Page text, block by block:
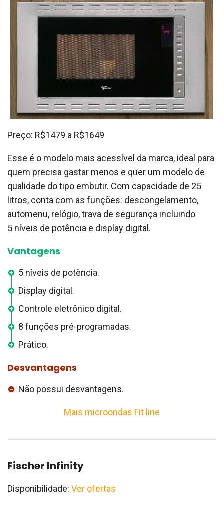
Preço: R$1479 a R$1649
Esse é o modelo mais acessível da marca, ideal para
quem precisa gastar menos e quer um modelo de
qualidade do tipo embutir. Com capacidade de 25
litros, conta com as funções: descongelamento,
automenu, relógio, trava de segurança incluindo
5 níveis de potência e display digital.
Vantagens
5 níveis de potência.
Display digital.
Controle eletrônico digital.
8 funções pré-programadas.
Prático.
Desvantagens
Não possui desvantagens.
Mais microondas Fit line
Fischer Infinity
Disponibilidade: Ver ofertas